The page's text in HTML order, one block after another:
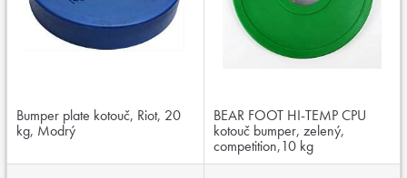
Bumper plate kotouč, Riot, 20
kg, Modrý
BEAR FOOT HI-TEMP CPU
kotouč bumper, zelený,
competition,10 kg